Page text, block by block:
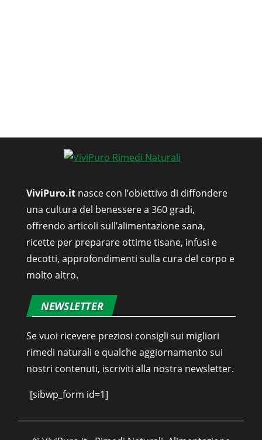
ViviPuro.it nasce con l’obiettivo di diffondere
una cultura del benessere a 360 gradi,
offrendo articoli sull’alimentazione sana,
ricette per preparare ottime tisane, infusi e
decotti, approfondimenti sulla cura del corpo e
molto altro.
NEWSLETTER
Se vuoi ricevere preziosi consigli sui migliori
rimedi naturali e qualche aggiornamento sui
nostri contenuti, iscriviti alla nostra newsletter.
[sibwp_form id=1]